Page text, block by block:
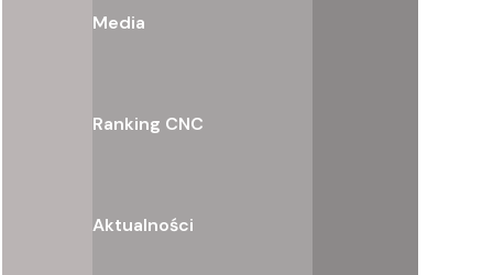
Media
Ranking CNC
Aktualności